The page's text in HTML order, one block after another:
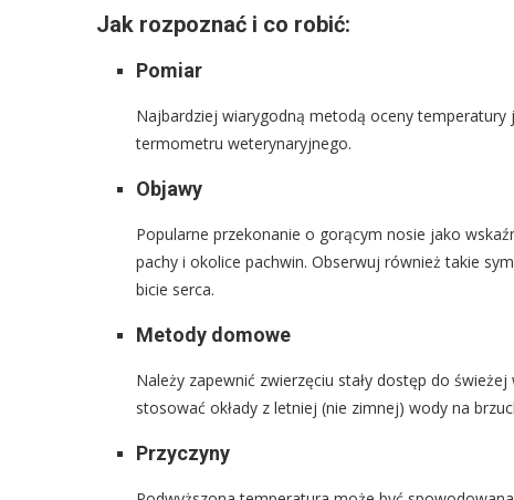
Jak rozpoznać i co robić:
Pomiar
Najbardziej wiarygodną metodą oceny
termometru weterynaryjnego.
Objawy
Popularne przekonanie o gorącym nosie jako
pachy i okolice pachwin. Obserwuj również takie
bicie serca.
Metody domowe
Należy zapewnić zwierzęciu stały dostęp do
stosować okłady z letniej (nie zimnej) wody na
Przyczyny